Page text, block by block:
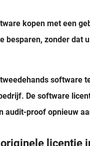
kopen met een
besparen, zonder dat
software
De software
audit-proof opnieuw
licentie